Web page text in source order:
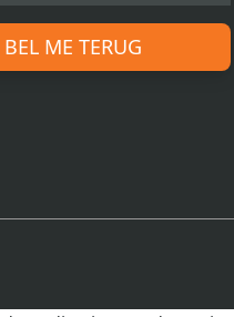
BEL ME TERUG